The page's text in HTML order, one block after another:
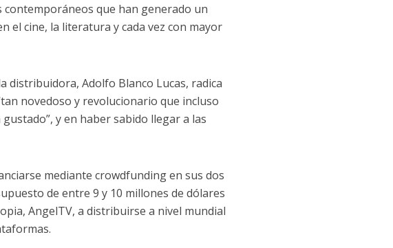
que han generado un
el cine, la literatura y cada vez con mayor
distribuidora, Adolfo Blanco Lucas, radica
novedoso y revolucionario que incluso
y en haber sabido llegar a las
mediante crowdfunding en sus dos
de entre 9 y 10 millones de dólares
AngelTV, a distribuirse a nivel mundial